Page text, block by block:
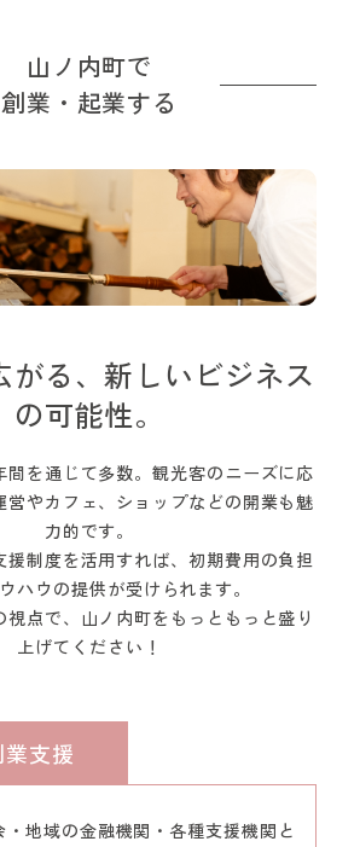
山ノ内町で
創業・起業する
がる、新しいビジネス
の可能性。
間を通じて多数。観光客のニーズに応
営やカフェ、ショップなどの開業も魅
力的です。
援制度を活用すれば、初期費用の負担
ハウの提供が受けられます。
視点で、山ノ内町をもっともっと盛り
上げてください！
支援
・地域の金融機関・各種支援機関と